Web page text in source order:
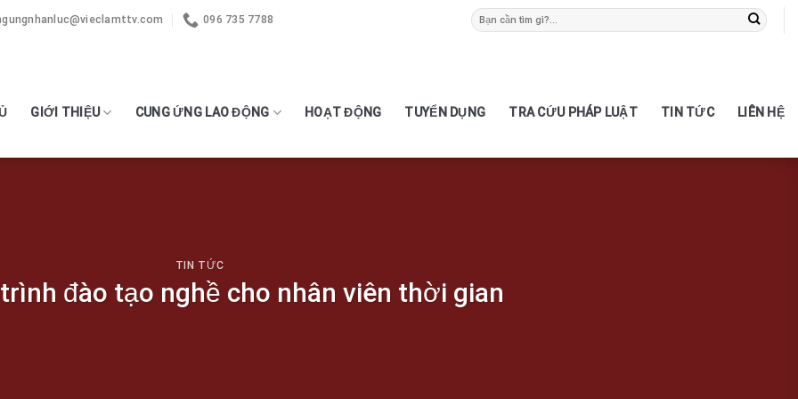
096 735 7788
GIỚI THIỆU CUNG ỨNG LAO ĐỘNG HOẠT ĐỘNG TUYỂN DỤNG TRA CỨU PHÁP LUẬT TIN TỨC LIÊN HỆ
TIN TỨC
đào tạo nghề cho nhân viên thời gian